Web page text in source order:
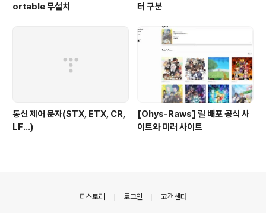
ortable 무설치
터 구분
통신 제어 문자(STX, ETX, CR,
LF...)
[Ohys-Raws] 릴 배포 공식 사
이트와 미러 사이트
티스토리 로그인 고객센터